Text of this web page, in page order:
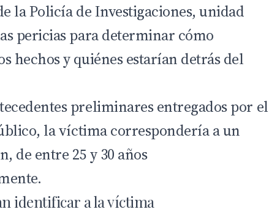
la Policía de Investigaciones, unidad
pericias para determinar cómo
hechos y quiénes estarían detrás del
preliminares entregados por el
la víctima correspondería a un
de entre 25 y 30 años
identificar a la víctima